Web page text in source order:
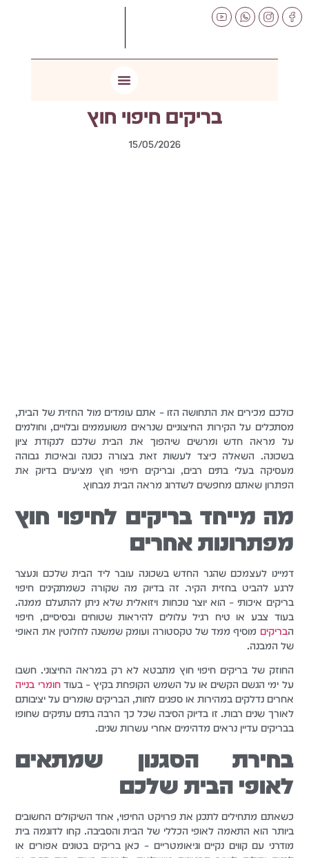
לתוכן
בריקים חיפוי חוץ
15/05/2026
כולכם מכירים את התחושה הזו – אתם עומדים מול החזית של הבית,
מסתכלים על הקירות החיצוניים שנראים משועממים ובלויים, וחולמים
על מראה חדש ומרשים שיהפוך את הבית שלכם לנקודת ציון
בשכונה. השאלה כיצד לעשות זאת בצורה נכונה ובאיכות גבוהה
מעסיקה בעלי בתים רבים, ובריקים חיפוי חוץ מציעים בדיוק את
הפתרון שאתם מחפשים לשדרוג מראה הבית מבחוץ.
מה מייחד בריקים לחיפוי חוץ
מפתרונות אחרים
דמיינו לעצמכם שהגר החדש בשכונה עובר ליד הבית שלכם ונעצר
לרגע להביט בחזית הקיר. זה בדיוק מה שקורה כשמתקינים חיפוי
בריקים איכותי – הוא יוצר נוכחות ויזואלית שלא ניתן להתעלם ממנה.
בעוד צבע או טיח רגיל עלולים להיראות שטוחים ובסיסיים, חיפוי
הבריקים מוסיף ממד של טקסטורה ועומק שמשנה לחלוטין את האופי
של המבנה.
החוזק של בריקים חיפוי חוץ מתבטא לא רק במראה החיצוני. חשבו
על ימי הגשם הקשים או על השמש הקופחת בקיץ – בעודחומרי בנייה
אחרים נדלקים במהירות או ספגים לחות, הבריקים שומרים על יציבותם
לאורך שנים רבות. זו בדיוק הסיבה שכל כך הרבה בתים עתיקים שחופו
בבריקים עדיין נראים מדהימים אחרי עשרות שנים.
בחירת הסגנון שמתאים
לאופי הבית שלכם
כשאתם מתחילים לתכנן את פרויקט החיפוי, אחד השיקולים החשובים
ביותר הוא התאמה לאופי הכללי של הבית והסביבה. קחו לדוגמה בית
מודרני עם קווים נקיים וגיאומטריים – כאן בריקים בטונים אפורים או